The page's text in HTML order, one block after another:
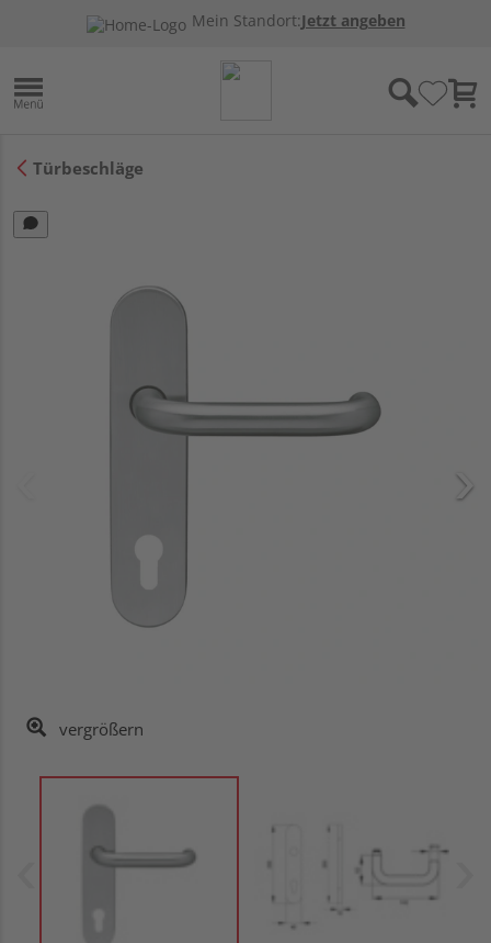
Mein Standort:Jetzt angeben
Türbeschläge
vergrößern